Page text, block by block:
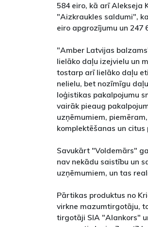
584 eiro, kā arī Alekseja
"Aizkraukles saldumi",
eiro apgrozījumu un 247
"Amber Latvijas
lielāko daļu izejvielu un
tostarp arī lielāko daļu
nelielu, bet nozīmīgu
loģistikas pakalpojumu
vairāk pieaug
uzņēmumiem,
komplektēšanas un citus
Savukārt "Voldemārs"
nav nekādu saistību un
uzņēmumiem, un tas
Pārtikas produktus no
virkne mazumtirgotāju,
tirgotāji SIA "Alankors"